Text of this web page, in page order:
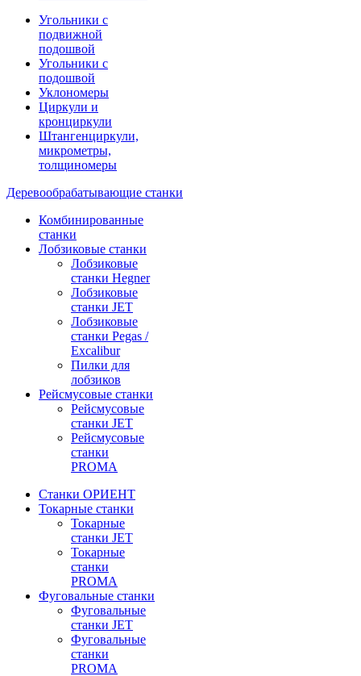
Угольники с
подвижной
подошвой
Угольники с
подошвой
Уклономеры
Циркули и
кронциркули
Штангенциркули,
микрометры,
толщиномеры
Деревообрабатывающие станки
Комбинированные
станки
Лобзиковые станки
Лобзиковые
станки Hegner
Лобзиковые
станки JET
Лобзиковые
станки Pegas /
Excalibur
Пилки для
лобзиков
Рейсмусовые станки
Рейсмусовые
станки JET
Рейсмусовые
станки
PROMA
Станки ОРИЕНТ
Токарные станки
Toкарные
станки JET
Токарные
станки
PROMA
Фуговальные станки
Фуговальные
станки JET
Фуговальные
станки
PROMA